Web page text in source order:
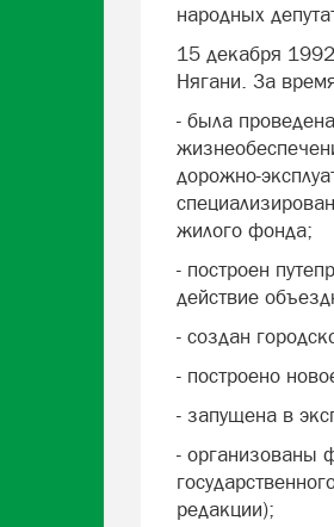
народных
15 декабря
Нягани. За
- была
дорожно-
жилого фонда;
- построен
действие
- создан
- построено
- запущена в
- организованы
редакции);